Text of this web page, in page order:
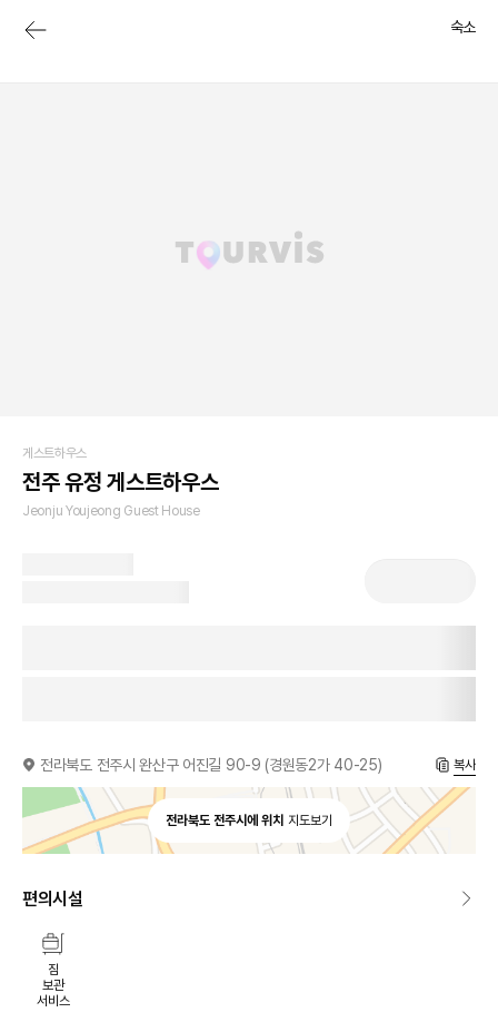
숙소
게스트하우스
전주 유정 게스트하우스
Jeonju Youjeong Guest House
전라북도 전주시 완산구 어진길 90-9 (경원동2가 40-25) 복사
전라북도 전주시에 위치 지도보기
편의시설
짐
보관
서비스